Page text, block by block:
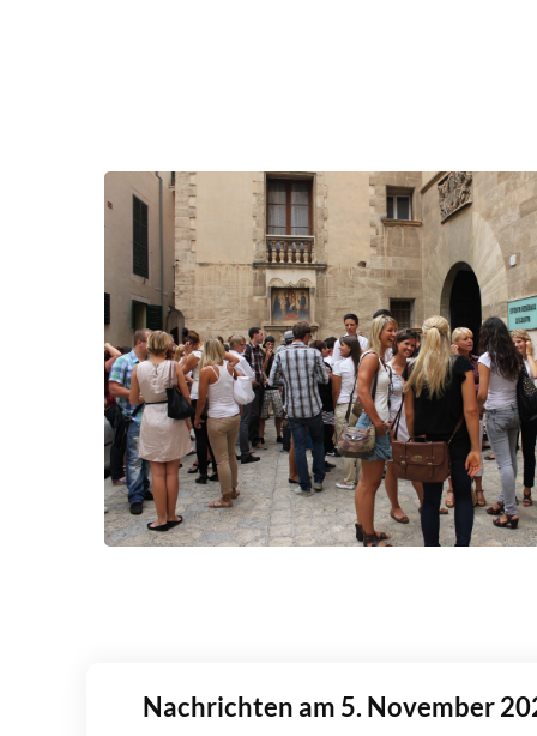
Nachrichten am 5. November